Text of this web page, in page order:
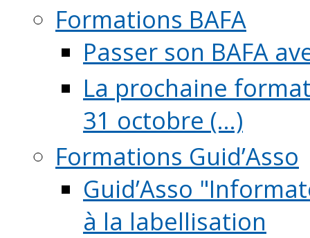
Formations BAFA
Passer son BAFA
La prochaine
31 octobre (...)
Formations Guid’Asso
Guid’Asso
à la labellisation